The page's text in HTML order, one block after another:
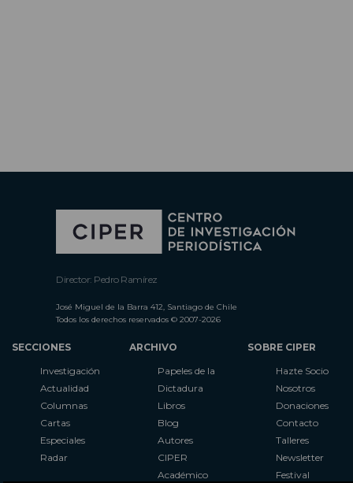
Director: Pedro Ramírez
José Miguel de la Barra 412, Santiago de Chile
Todos los derechos reservados © 2007-2026
SECCIONES
Investigación
Actualidad
Columnas
Cartas
Especiales
Radar
ARCHIVO
Papeles de la
Dictadura
Libros
Blog
Autores
CIPER
Académico
SOBRE CIPER
Hazte Socio
Nosotros
Donaciones
Contacto
Talleres
Newsletter
Festival